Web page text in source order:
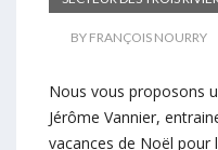
BY FRANÇOIS NOURRY
Nous vous proposons
Jérôme Vannier,
vacances de Noël pour